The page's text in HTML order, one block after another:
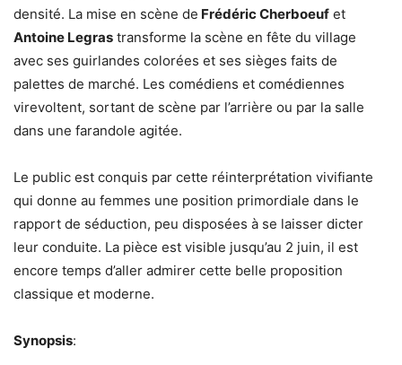
densité. La mise en scène de Frédéric Cherboeuf et
Antoine Legras transforme la scène en fête du village
avec ses guirlandes colorées et ses sièges faits de
palettes de marché. Les comédiens et comédiennes
virevoltent, sortant de scène par l’arrière ou par la salle
dans une farandole agitée.
Le public est conquis par cette réinterprétation vivifiante
qui donne au femmes une position primordiale dans le
rapport de séduction, peu disposées à se laisser dicter
leur conduite. La pièce est visible jusqu’au 2 juin, il est
encore temps d’aller admirer cette belle proposition
classique et moderne.
Synopsis: